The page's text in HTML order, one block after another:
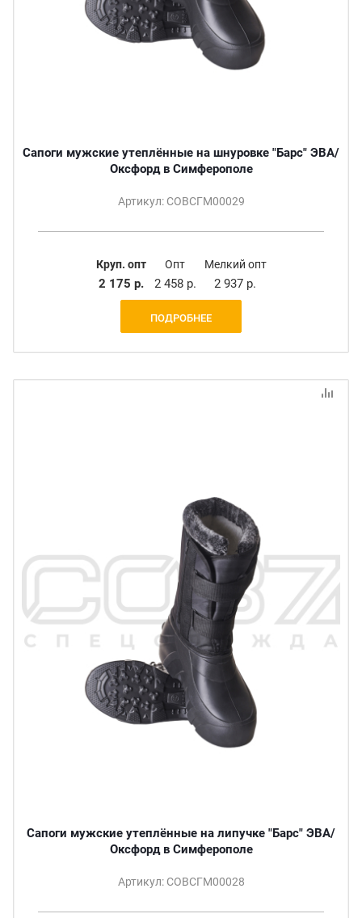
Сапоги мужские утеплённые на шнуровке "Барс" ЭВА/
Оксфорд в Симферополе
Артикул: СОВСГМ00029
Круп. опт
2 175 р.
Опт
2 458 р.
Мелкий опт
2 937 р.
ПОДРОБНЕЕ
Сапоги мужские утеплённые на липучке "Барс" ЭВА/
Оксфорд в Симферополе
Артикул: СОВСГМ00028